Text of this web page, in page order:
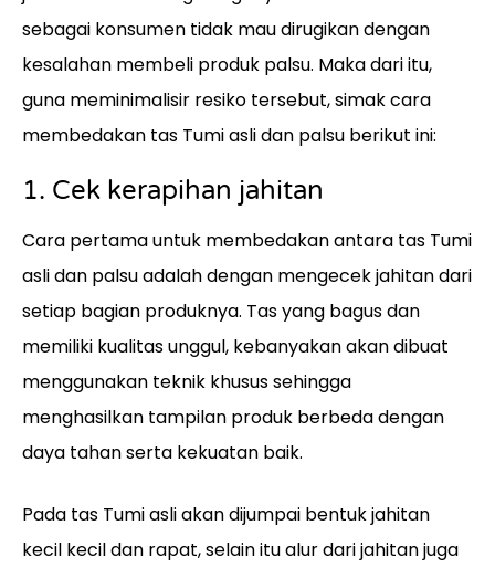
sebagai konsumen tidak mau dirugikan dengan
kesalahan membeli produk palsu. Maka dari itu,
guna meminimalisir resiko tersebut, simak cara
membedakan tas Tumi asli dan palsu berikut ini:
1. Cek kerapihan jahitan
Cara pertama untuk membedakan antara tas Tumi
asli dan palsu adalah dengan mengecek jahitan dari
setiap bagian produknya. Tas yang bagus dan
memiliki kualitas unggul, kebanyakan akan dibuat
menggunakan teknik khusus sehingga
menghasilkan tampilan produk berbeda dengan
daya tahan serta kekuatan baik.
Pada tas Tumi asli akan dijumpai bentuk jahitan
kecil kecil dan rapat, selain itu alur dari jahitan juga